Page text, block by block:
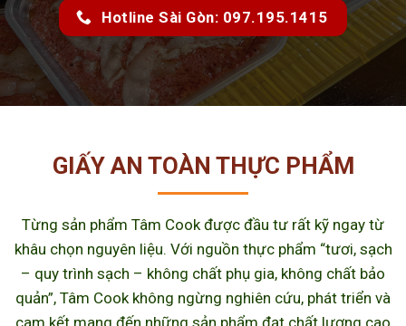
Hotline Sài Gòn: 097.195.1415
GIẤY AN TOÀN THỰC PHẨM
Từng sản phẩm Tâm Cook được đầu tư rất kỹ ngay từ
khâu chọn nguyên liệu. Với nguồn thực phẩm “tươi, sạch
– quy trình sạch – không chất phụ gia, không chất bảo
quản”, Tâm Cook không ngừng nghiên cứu, phát triển và